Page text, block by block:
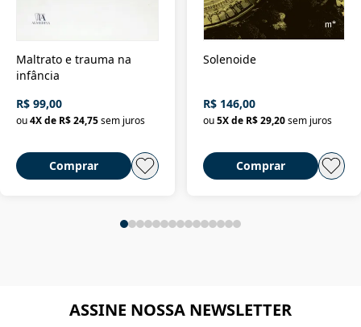
Maltrato e trauma na
infância
R$ 99,00
ou4X de R$ 24,75sem juros
Comprar
Solenoide
R$ 146,00
ou 5X de R$ 29,20 sem juros
Comprar
ASSINE NOSSA NEWSLETTER